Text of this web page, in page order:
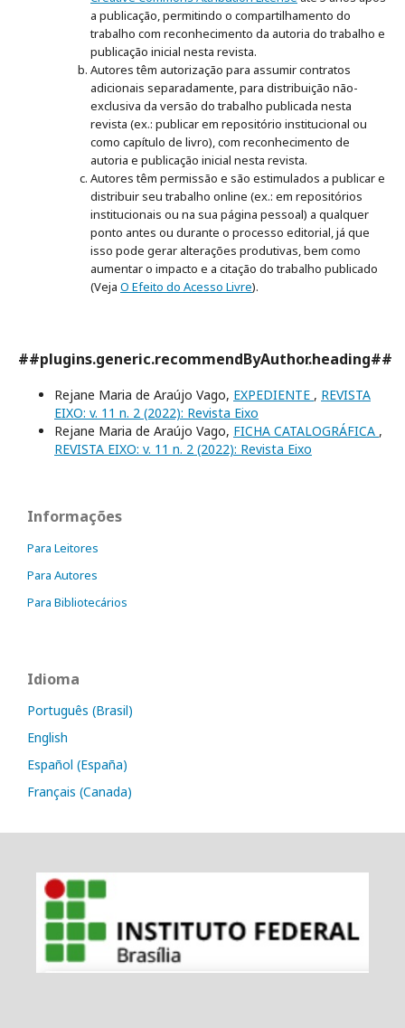
a publicação, permitindo o compartilhamento do
trabalho com reconhecimento da autoria do trabalho e
publicação inicial nesta revista.
Autores têm autorização para assumir contratos
adicionais separadamente, para distribuição não-
exclusiva da versão do trabalho publicada nesta
revista (ex.: publicar em repositório institucional ou
como capítulo de livro), com reconhecimento de
autoria e publicação inicial nesta revista.
Autores têm permissão e são estimulados a publicar e
distribuir seu trabalho online (ex.: em repositórios
institucionais ou na sua página pessoal) a qualquer
ponto antes ou durante o processo editorial, já que
isso pode gerar alterações produtivas, bem como
aumentar o impacto e a citação do trabalho publicado
(Veja O Efeito do Acesso Livre).
##plugins.generic.recommendByAuthor.heading##
Rejane Maria de Araújo Vago, EXPEDIENTE , REVISTA
EIXO: v. 11 n. 2 (2022): Revista Eixo
Rejane Maria de Araújo Vago, FICHA CATALOGRÁFICA ,
REVISTA EIXO: v. 11 n. 2 (2022): Revista Eixo
Informações
Para Leitores
Para Autores
Para Bibliotecários
Idioma
Português (Brasil)
English
Español (España)
Français (Canada)